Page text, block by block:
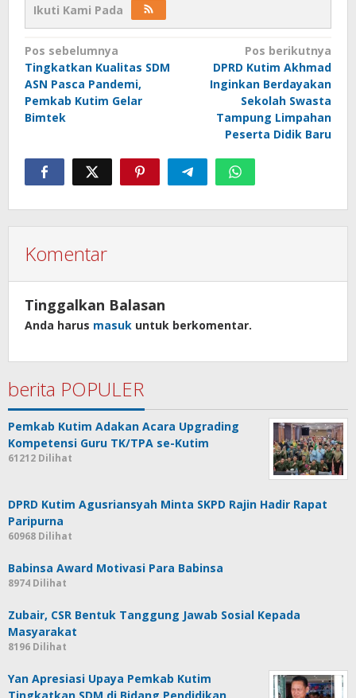
Ikuti Kami Pada
Navigasi
pos
Pos sebelumnya
Tingkatkan Kualitas SDM
ASN Pasca Pandemi,
Pemkab Kutim Gelar
Bimtek
Pos berikutnya
DPRD Kutim Akhmad
Inginkan Berdayakan
Sekolah Swasta
Tampung Limpahan
Peserta Didik Baru
Komentar
Tinggalkan Balasan
Anda harus masuk untuk berkomentar.
berita POPULER
Pemkab Kutim Adakan Acara Upgrading
Kompetensi Guru TK/TPA se-Kutim
61212 Dilihat
DPRD Kutim Agusriansyah Minta SKPD Rajin Hadir Rapat
Paripurna
60968 Dilihat
Babinsa Award Motivasi Para Babinsa
8974 Dilihat
Zubair, CSR Bentuk Tanggung Jawab Sosial Kepada
Masyarakat
8196 Dilihat
Yan Apresiasi Upaya Pemkab Kutim
Tingkatkan SDM di Bidang Pendidikan